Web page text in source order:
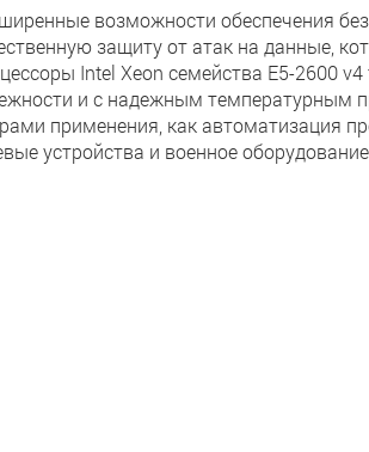
возможности обеспечения
защиту от атак на данные,
Intel Xeon семейства E5-2600
и с надежным температурным
применения, как автоматизация
устройства и военное